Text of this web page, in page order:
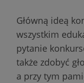
Główną ideą
wszystkim
pytanie
także zdobyć
a przy tym